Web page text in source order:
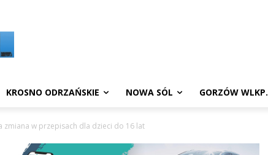
KROSNO ODRZAŃSKIE NOWA SÓL GORZÓW WLKP.
zmiana w przepisach dla dzieci do 16 lat